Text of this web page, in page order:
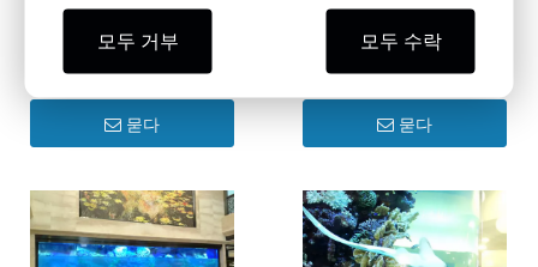
Seaclear 아크릴 수족관을
전문적으로 설치하는 방법 -
Leyu
묻다
2024 최고의 seaclear 아크
릴 수족관 디자인 - Leyu
묻다
모두 거부 모두 수락